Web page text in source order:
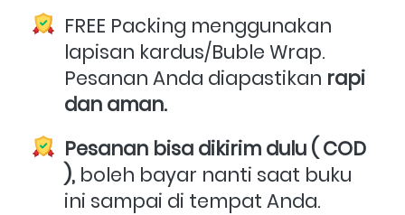
FREE Packing menggunakan
lapisan kardus/Buble Wrap.
Pesanan Anda diapastikan rapi
dan aman.
Pesanan bisa dikirim dulu ( COD
), boleh bayar nanti saat buku
ini sampai di tempat Anda.